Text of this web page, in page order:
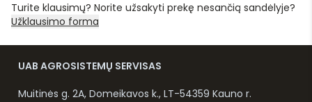
Turite klausimų? Norite užsakyti prekę nesančią sandėlyje?
Užklausimo forma
UAB AGROSISTEMŲ SERVISAS
Muitinės g. 2A, Domeikavos k., LT-54359 Kauno r.